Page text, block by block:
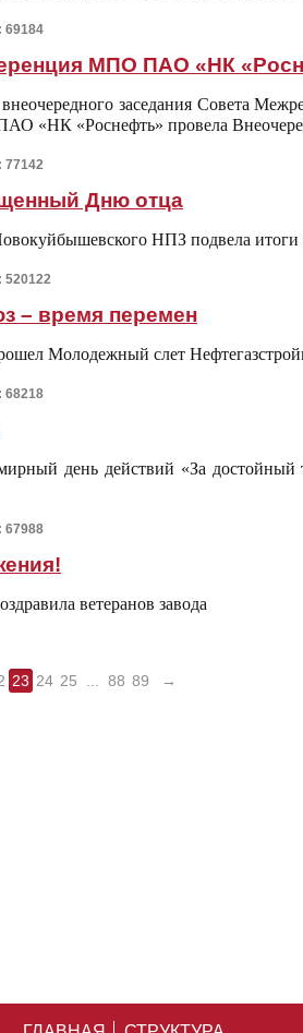
69184
МПО ПАО «НК
заседания Совета
«НК «Роснефть» провела
77142
Дню отца
НПЗ подвела итоги
520122
– время перемен
Молодежный слет
68218
день действий «За
67988
ветеранов завода
23 24 25 88 89 →